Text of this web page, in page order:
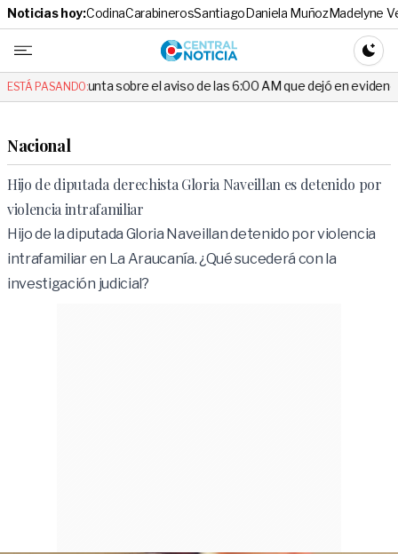
Noticias hoy:CodinaCarabinerosSantiagoDaniela MuñozMadelyne
Central
ESTÁ PASANDO:
sobre el aviso de las 6:00 AM que dejó en evidencia al Delegado
Nacional
Hijo de diputada derechista Gloria Naveillan es detenido por
violencia intrafamiliar
Hijo de la diputada Gloria Naveillan detenido por violencia
intrafamiliar en La Araucanía. ¿Qué sucederá con la
investigación judicial?